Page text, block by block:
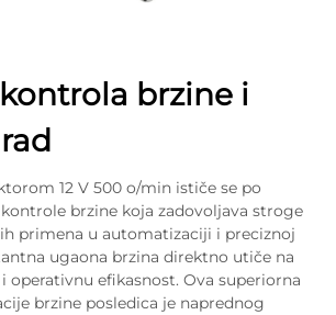
brzine i
12 V 500 o/min ističe se po
brzine koja zadovoljava stroge
primena u automatizaciji i preciznoj
ugaona brzina direktno utiče na
operativnu efikasnost. Ova superiorna
brzine posledica je naprednog